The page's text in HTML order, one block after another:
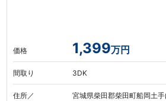
価格 1,399万円
間取り 3DK
住所／
宮城県柴田郡柴田町船岡土手